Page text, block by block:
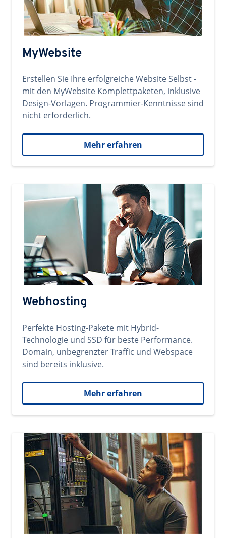
MyWebsite
Erstellen Sie Ihre erfolgreiche Website Selbst -
mit den MyWebsite Komplettpaketen, inklusive
Design-Vorlagen. Programmier-Kenntnisse sind
nicht erforderlich.
Mehr erfahren
Webhosting
Perfekte Hosting-Pakete mit Hybrid-
Technologie und SSD für beste Performance.
Domain, unbegrenzter Traffic und Webspace
sind bereits inklusive.
Mehr erfahren